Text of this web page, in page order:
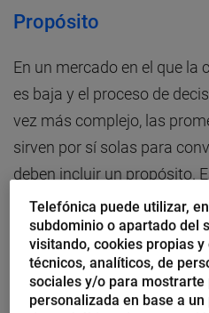
Propósito
En un mercado en el que
es baja y el proceso de
vez más complejo, las
sirven por sí solas para
deben incluir un propósito.
verdaderamente diferencia
del resto de competidores.
El propósito puede
donde se evalúa el éxito
Telefónica puede utilizar,
subdominio o apartado del
visitando, cookies propias
técnicos, analíticos, de
sociales y/o para mostrarte
personalizada en base a